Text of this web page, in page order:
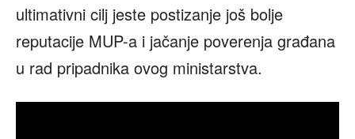
ultimativni cilj jeste postizanje još bolje
reputacije MUP-a i jačanje poverenja građana
u rad pripadnika ovog ministarstva.